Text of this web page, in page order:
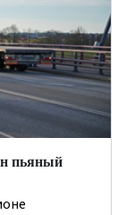
пьяный